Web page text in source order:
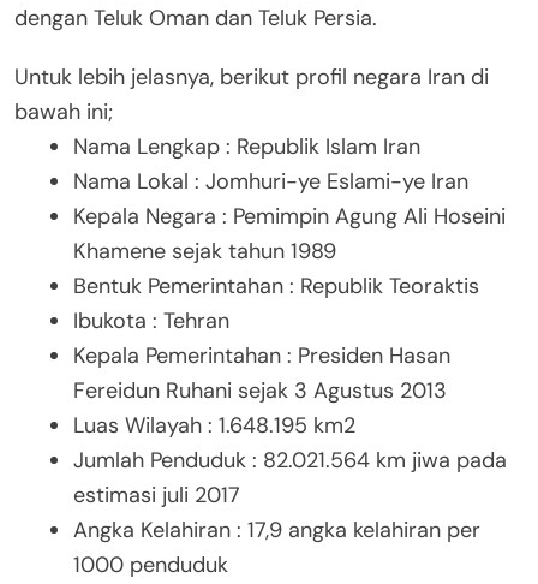
dengan Teluk Oman dan Teluk Persia.
Untuk lebih jelasnya, berikut profil negara Iran di
bawah ini;
Nama Lengkap : Republik Islam Iran
Nama Lokal : Jomhuri-ye Eslami-ye Iran
Kepala Negara : Pemimpin Agung Ali Hoseini
Khamene sejak tahun 1989
Bentuk Pemerintahan : Republik Teoraktis
Ibukota : Tehran
Kepala Pemerintahan : Presiden Hasan
Fereidun Ruhani sejak 3 Agustus 2013
Luas Wilayah : 1.648.195 km2
Jumlah Penduduk : 82.021.564 km jiwa pada
estimasi juli 2017
Angka Kelahiran : 17,9 angka kelahiran per
1000 penduduk